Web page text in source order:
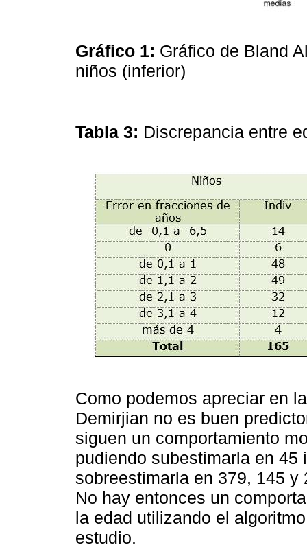
Gráfico 1: Gráfico de Bland
niños (inferior)
Tabla 3: Discrepancia entre
Como podemos apreciar en
Demirjian no es buen
siguen un comportamiento
pudiendo subestimarla en
sobreestimarla en 379, 145
No hay entonces un
la edad utilizando el
estudio.